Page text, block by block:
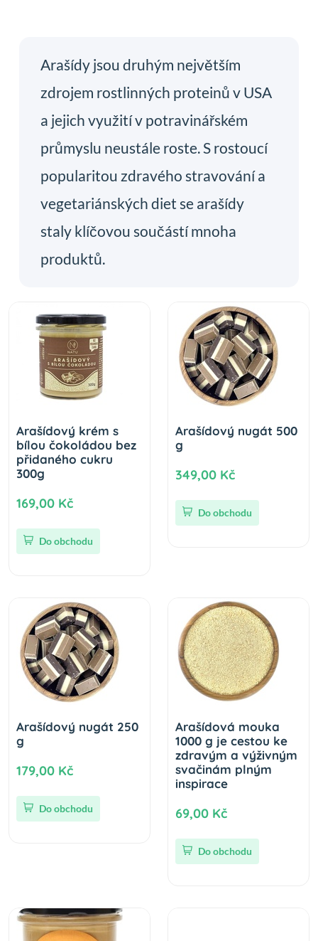
Arašídy jsou druhým největším
zdrojem rostlinných proteinů v USA
a jejich využití v potravinářském
průmyslu neustále roste. S rostoucí
popularitou zdravého stravování a
vegetariánských diet se arašídy
staly klíčovou součástí mnoha
produktů.
Arašídový krém s
bílou čokoládou bez
přidaného cukru
300g
169,00 Kč
Do obchodu
Arašídový nugát 500
g
349,00 Kč
Do obchodu
Arašídový nugát 250
g
179,00 Kč
Do obchodu
Arašídová mouka
1000 g je cestou ke
zdravým a výživným
svačinám plným
inspirace
69,00 Kč
Do obchodu